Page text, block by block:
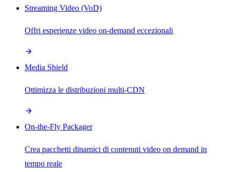
Streaming Video (VoD)
Offri esperienze video on-demand eccezionali
Media Shield
Ottimizza le distribuzioni multi-CDN
On-the-Fly Packager
Crea pacchetti dinamici di contenuti video on demand in
tempo reale